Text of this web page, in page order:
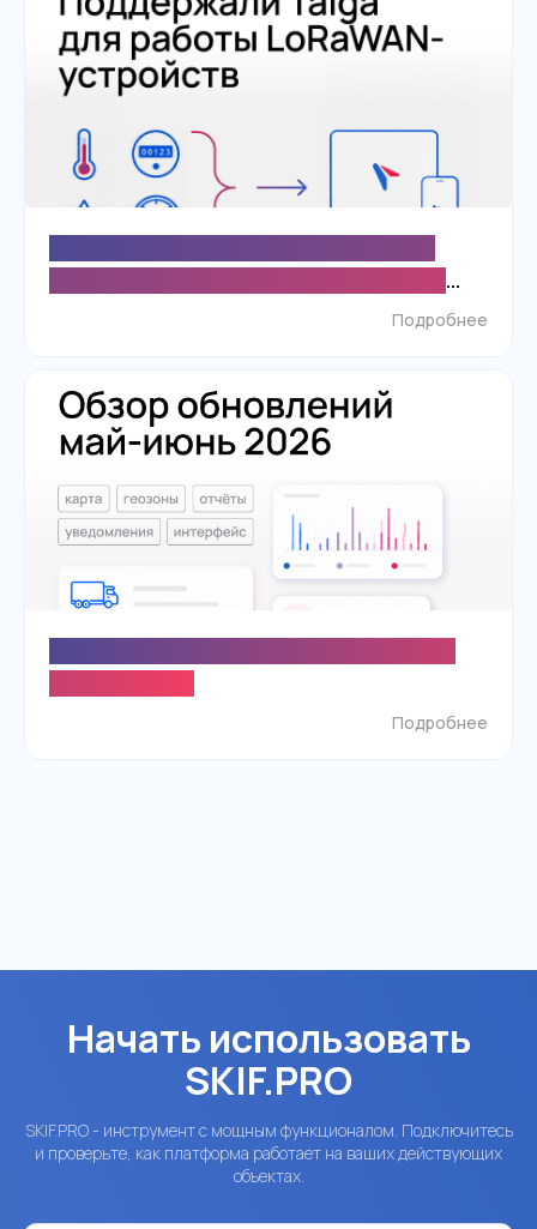
Подробнее
Подробнее
Начать использовать
SKIF.PRO
SKIF.PRO - инструмент с мощным функционалом. Подключитесь
и проверьте, как платформа работает на ваших действующих
объектах.